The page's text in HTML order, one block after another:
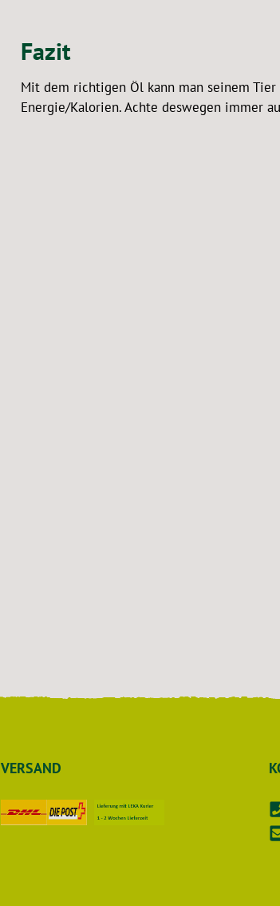
Fazit
Mit dem richtigen Öl kann man seinem
Energie/Kalorien. Achte deswegen immer
VERSAND